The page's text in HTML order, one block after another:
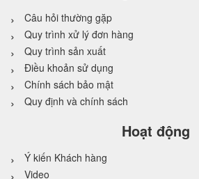
Câu hỏi thường gặp
Quy trình xử lý đơn hàng
Quy trình sản xuất
Điều khoản sử dụng
Chính sách bảo mật
Quy định và chính sách
Hoạt động
Ý kiến Khách hàng
Video